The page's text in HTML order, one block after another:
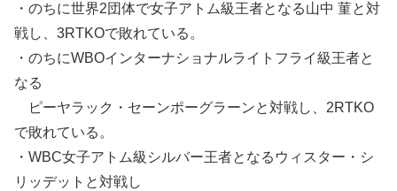
・のちに世界2団体で女子アトム級王者となる山中 菫と対
戦し、3RTKOで敗れている。
・のちにWBOインターナショナルライトフライ級王者と
なる
ピーヤラック・セーンポーグラーンと対戦し、2RTKO
で敗れている。
・WBC女子アトム級シルバー王者となるウィスター・シ
リッデットと対戦し